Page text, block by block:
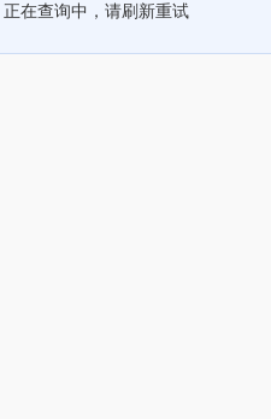
正在查询中，请刷新重试